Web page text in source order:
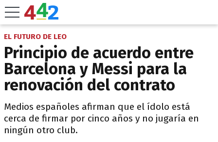
EL FUTURO DE LEO
Principio de acuerdo entre
Barcelona y Messi para la
renovación del contrato
Medios españoles afirman que el ídolo está
cerca de firmar por cinco años y no jugaría en
ningún otro club.